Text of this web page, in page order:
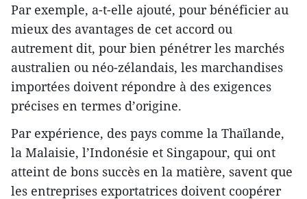
Par exemple, a-t-elle ajouté, pour bénéficier au
mieux des avantages de cet accord ou
autrement dit, pour bien pénétrer les marchés
australien ou néo-zélandais, les marchandises
importées doivent répondre à des exigences
précises en termes d’origine.
Par expérience, des pays comme la Thaïlande,
la Malaisie, l’Indonésie et Singapour, qui ont
atteint de bons succès en la matière, savent que
les entreprises exportatrices doivent coopérer